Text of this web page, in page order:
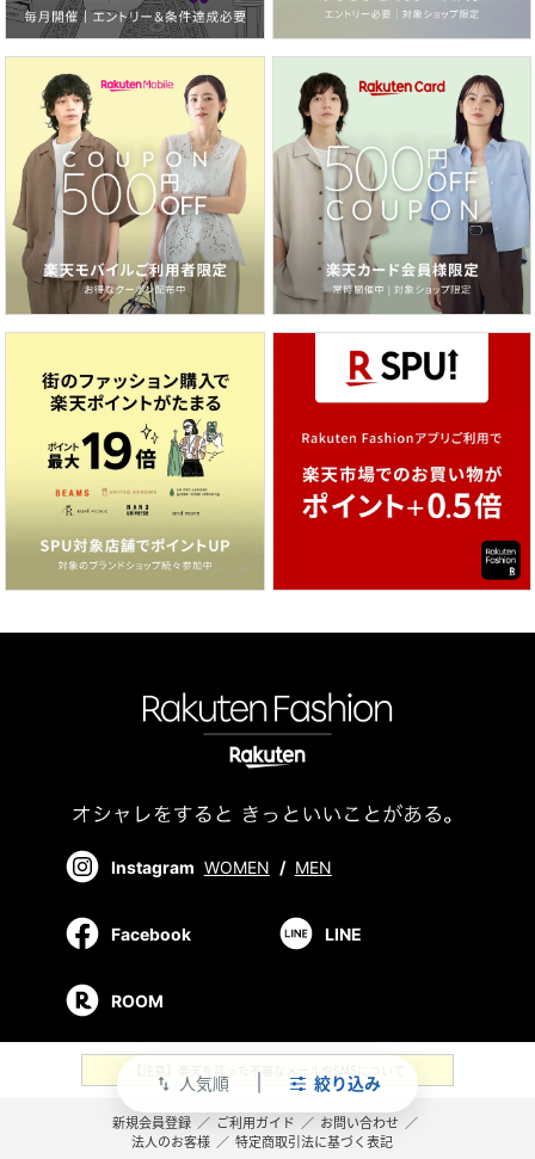
swap_vert 人気順 絞り込み
Instagram WOMEN / MEN
Facebook LINE
ROOM
【注意】楽天を装った不審なメールやSMSについて
新規会員登録 ／ ご利用ガイド ／ お問い合わせ ／
法人のお客様 ／ 特定商取引法に基づく表記